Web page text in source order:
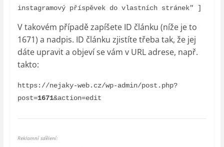
instagramový příspěvek do vlastních stránek" ]
V takovém případě zapíšete ID článku (níže je to
1671) a nadpis. ID článku zjistíte třeba tak, že jej
dáte upravit a objeví se vám v URL adrese, např.
takto:
https://nejaky-web.cz/wp-admin/post.php?
post=1671&action=edit
Reklamní sdělení: